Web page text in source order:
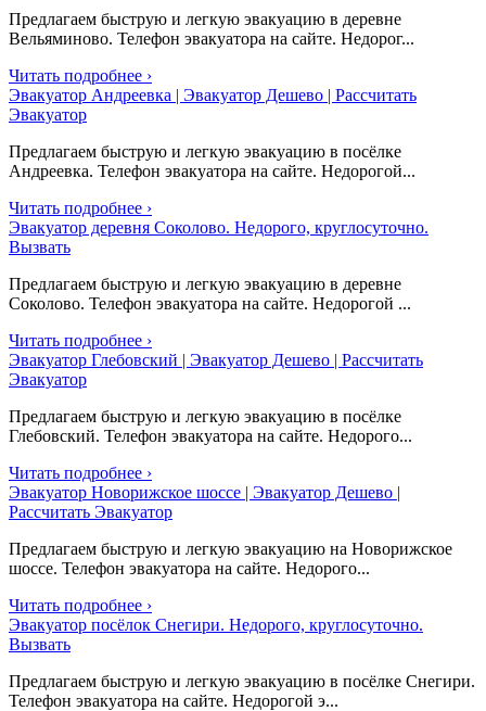
Предлагаем быструю и легкую эвакуацию в деревне
Вельяминово. Телефон эвакуатора на сайте. Недорог...
Читать подробнее ›
Эвакуатор Андреевка | Эвакуатор Дешево | Рассчитать
Эвакуатор
Предлагаем быструю и легкую эвакуацию в посёлке
Андреевка. Телефон эвакуатора на сайте. Недорогой...
Читать подробнее ›
Эвакуатор деревня Соколово. Недорого, круглосуточно.
Вызвать
Предлагаем быструю и легкую эвакуацию в деревне
Соколово. Телефон эвакуатора на сайте. Недорогой ...
Читать подробнее ›
Эвакуатор Глебовский | Эвакуатор Дешево | Рассчитать
Эвакуатор
Предлагаем быструю и легкую эвакуацию в посёлке
Глебовский. Телефон эвакуатора на сайте. Недорого...
Читать подробнее ›
Эвакуатор Новорижское шоссе | Эвакуатор Дешево |
Рассчитать Эвакуатор
Предлагаем быструю и легкую эвакуацию на Новорижское
шоссе. Телефон эвакуатора на сайте. Недорого...
Читать подробнее ›
Эвакуатор посёлок Снегири. Недорого, круглосуточно.
Вызвать
Предлагаем быструю и легкую эвакуацию в посёлке Снегири.
Телефон эвакуатора на сайте. Недорогой э...